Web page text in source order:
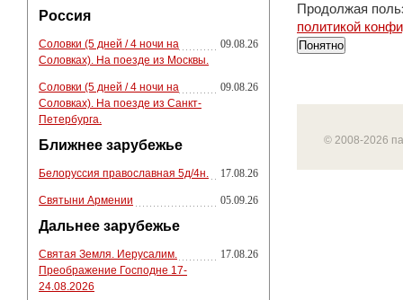
Россия
Соловки (5 дней / 4 ночи на
Соловках). На поезде из Москвы.
09.08.26
Соловки (5 дней / 4 ночи на
Соловках). На поезде из Санкт-
Петербурга.
09.08.26
Ближнее зарубежье
Белоруссия православная 5д/4н. 17.08.26
Святыни Армении 05.09.26
Дальнее зарубежье
Святая Земля. Иерусалим.
Преображение Господне 17-
24.08.2026
17.08.26
Продолжая
политикой
Понятно
© 2008-2026